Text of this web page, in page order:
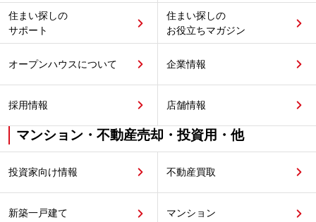
住まい探しの
サポート
住まい探しの
お役立ちマガジン
オープンハウスについて 企業情報
採用情報 店舗情報
マンション・不動産売却・投資用・他
投資家向け情報 不動産買取
新築一戸建て マンション